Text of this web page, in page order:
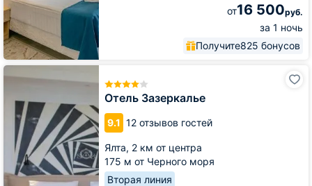
от16 500руб.
за 1 ночь
Получите825 бонусов
Отель Зазеркалье
9.1 12 отзывов гостей
Ялта, 2 км от центра
175 м от Черного моря
Вторая линия
Отель
Зазеркалье